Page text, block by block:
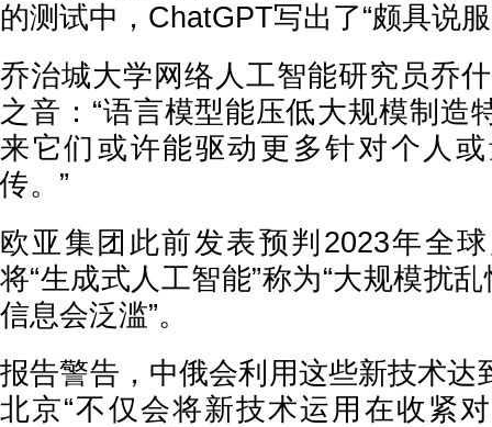
的测试中，ChatGPT写出了“颇具说
乔治城大学网络人工智能研究员乔
之音：“语言模型能压低大规模制造
来它们或许能驱动更多针对个人
传。”
欧亚集团此前发表预判2023年全
将“生成式人工智能”称为“大规模扰
信息会泛滥”。
报告警告，中俄会利用这些新技术达
北京“不仅会将新技术运用在收紧